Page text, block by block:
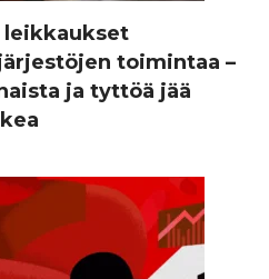
leikkaukset
toimintaa –
ja tyttöä jää